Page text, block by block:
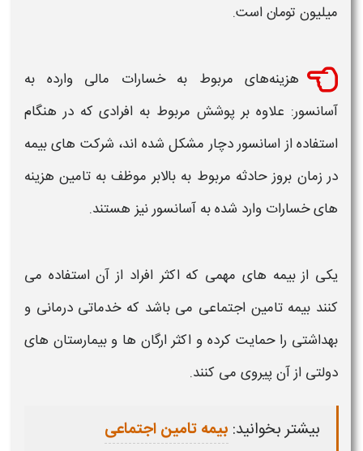
میلیون تومان است.
هزینه‌های مربوط به خسارات مالی وارده به
آسانسور: علاوه ‌بر پوشش مربوط به افرادی که در هنگام
استفاده ازاسانسوردچار مشکل شده اند، شرکت‌ های بیمه
در زمان بروز حادثه مربوط به بالابر موظف به تامین هزینه
‌های خسارات وارد شده به آسانسورنیز هستند.
یکی از بیمه های مهمی که اکثر افراد از آن استفاده می
کنند بیمه تامین اجتماعی می باشد که خدماتی درمانی و
بهداشتی را حمایت کرده و اکثر ارگان ها و بیمارستان های
دولتی از آن پیروی می کنند.
بیشتر بخوانید: بیمه تامین اجتماعی